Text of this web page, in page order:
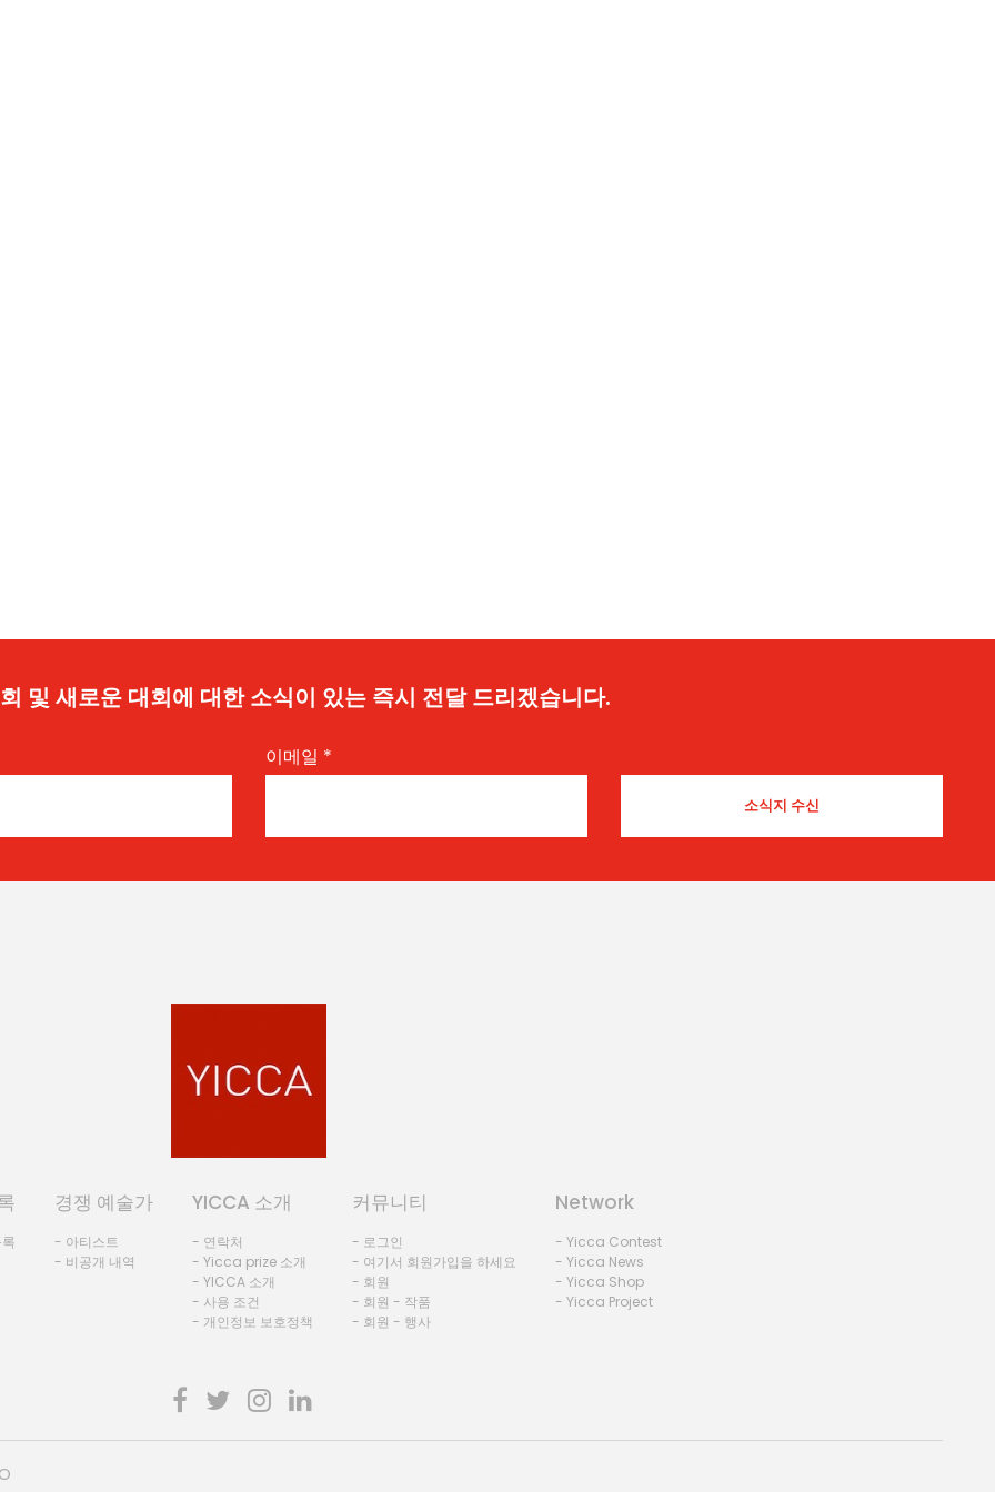
및 새로운 대회에 대한 소식이 있는 즉시 전달 드리겠습니다.
이메일 *
경쟁 예술가
- 아티스트
- 비공개 내역
YICCA 소개
- 연락처
- Yicca prize 소개
- YICCA 소개
- 사용 조건
- 개인정보 보호정책
커뮤니티
- 로그인
- 여기서 회원가입을 하세요
- 회원
- 회원 - 작품
- 회원 - 행사
Network
- Yicca Contest
- Yicca News
- Yicca Shop
- Yicca Project